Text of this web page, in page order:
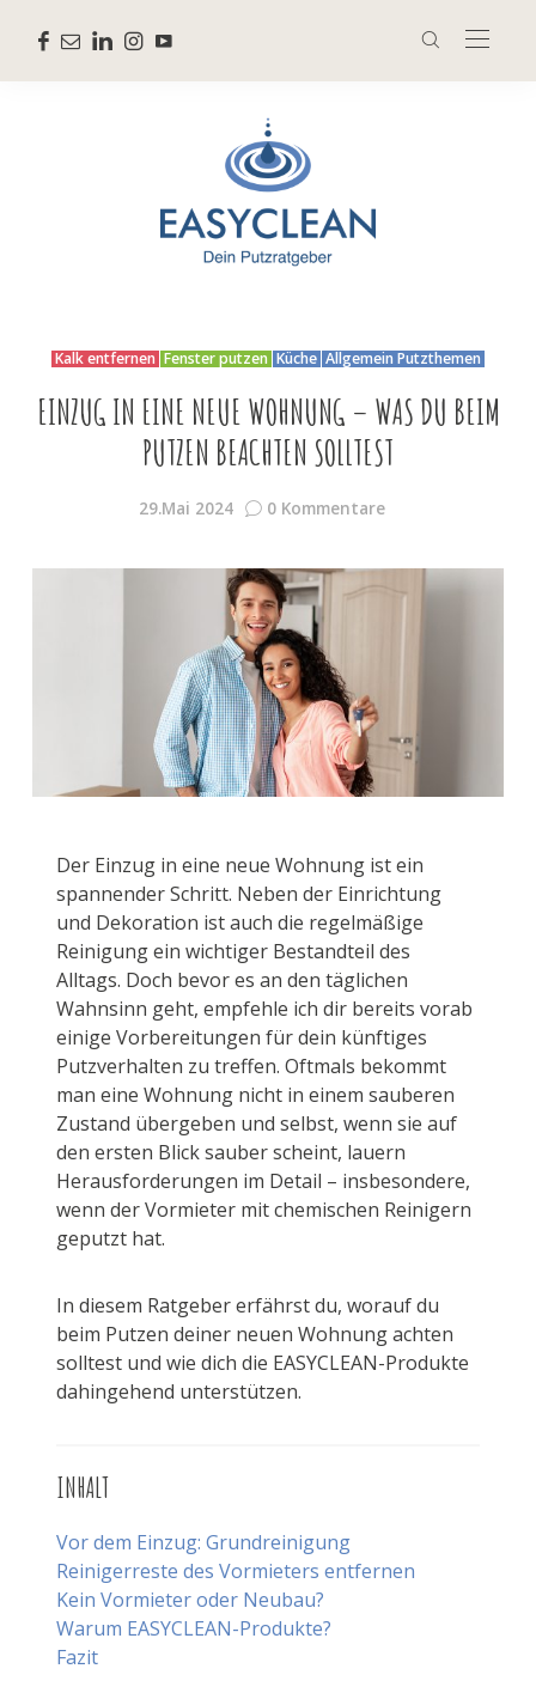
Kalk entfernen Fenster putzen Küche Allgemein Putzthemen
EINZUG IN EINE NEUE WOHNUNG – WAS DU BEIM
PUTZEN BEACHTEN SOLLTEST
29.Mai 2024 0 Kommentare
Der Einzug in eine neue Wohnung ist ein
spannender Schritt. Neben der Einrichtung
und Dekoration ist auch die regelmäßige
Reinigung ein wichtiger Bestandteil des
Alltags. Doch bevor es an den täglichen
Wahnsinn geht, empfehle ich dir bereits vorab
einige Vorbereitungen für dein künftiges
Putzverhalten zu treffen. Oftmals bekommt
man eine Wohnung nicht in einem sauberen
Zustand übergeben und selbst, wenn sie auf
den ersten Blick sauber scheint, lauern
Herausforderungen im Detail – insbesondere,
wenn der Vormieter mit chemischen Reinigern
geputzt hat.
In diesem Ratgeber erfährst du, worauf du
beim Putzen deiner neuen Wohnung achten
solltest und wie dich die EASYCLEAN-Produkte
dahingehend unterstützen.
INHALT
Vor dem Einzug: Grundreinigung
Reinigerreste des Vormieters entfernen
Kein Vormieter oder Neubau?
Warum EASYCLEAN-Produkte?
Fazit